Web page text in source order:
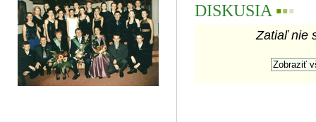
DISKUSIA ▪▪▪
Zatiaľ nie